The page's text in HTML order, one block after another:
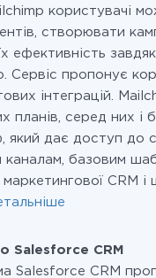
користувачі
створювати
ефективність
Сервіс пропонує
інтеграцій.
планів, серед них і
який дає доступ до
каналам, базовим
CRM і
Salesforce CRM
Salesforce CRM